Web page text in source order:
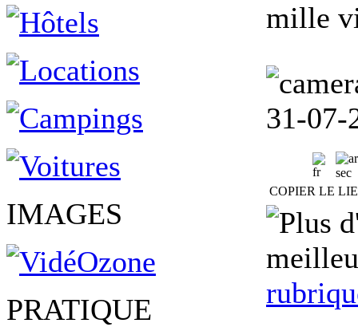
IMAGES
PRATIQUE
mille
31-07-
sec
COPIER LE